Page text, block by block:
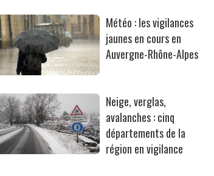
Météo : les vigilances
jaunes en cours en
Auvergne-Rhône-Alpes
Neige, verglas,
avalanches : cinq
départements de la
région en vigilance